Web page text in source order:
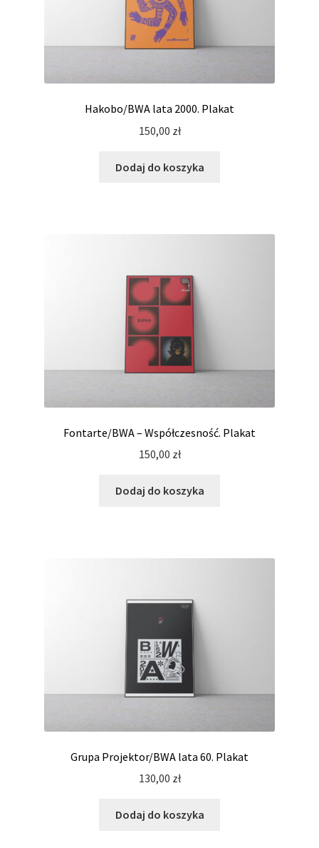
Hakobo/BWA lata 2000. Plakat
150,00 zł
Dodaj do koszyka
Fontarte/BWA – Współczesność. Plakat
150,00 zł
Dodaj do koszyka
Grupa Projektor/BWA lata 60. Plakat
130,00 zł
Dodaj do koszyka